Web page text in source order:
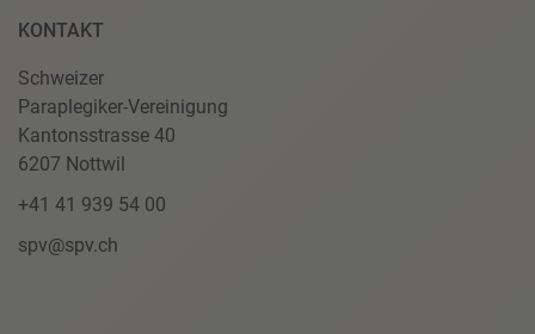
KONTAKT
Schweizer
Paraplegiker-Vereinigung
Kantonsstrasse 40
6207 Nottwil
+41 41 939 54 00
spv@spv.ch